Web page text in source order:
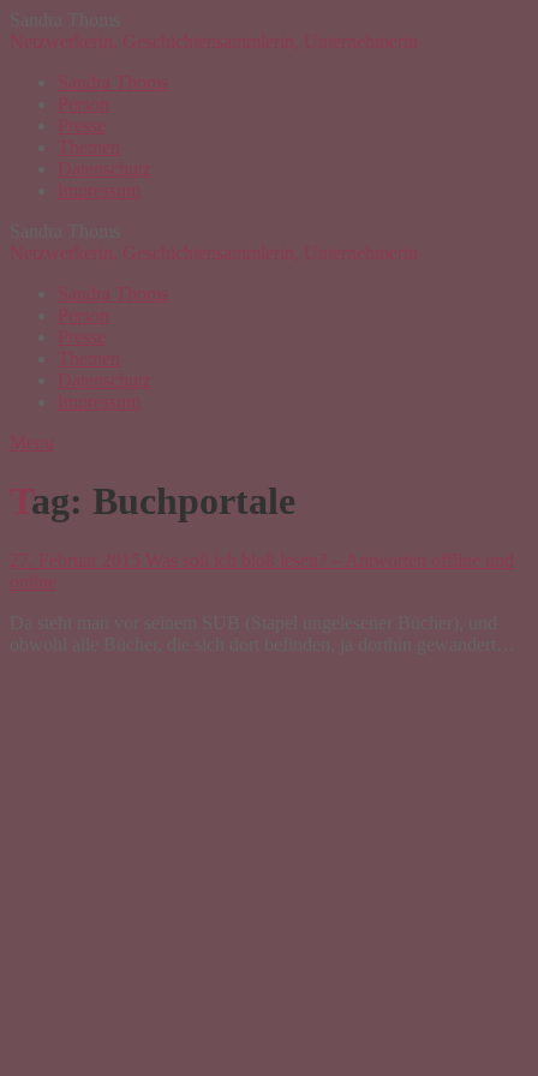
Netzwerkerin, Geschichtensammlerin, Unternehmerin
Sandra Thoms
Person
Presse
Themen
Datenschutz
Impressum
Netzwerkerin, Geschichtensammlerin, Unternehmerin
Sandra Thoms
Person
Presse
Themen
Datenschutz
Impressum
Menu
Tag: Buchportale
27. Februar 2015 Was soll ich bloß lesen? – Antworten offline und
online